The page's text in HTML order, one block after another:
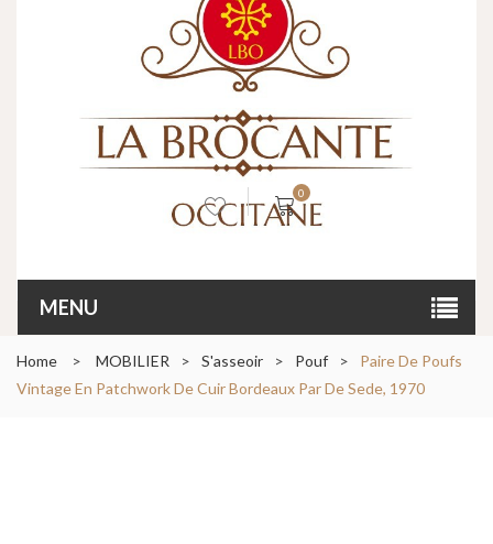
0
MENU
Home > MOBILIER > S'asseoir > Pouf >
Paire De Poufs
Vintage En Patchwork De Cuir Bordeaux Par De Sede, 1970